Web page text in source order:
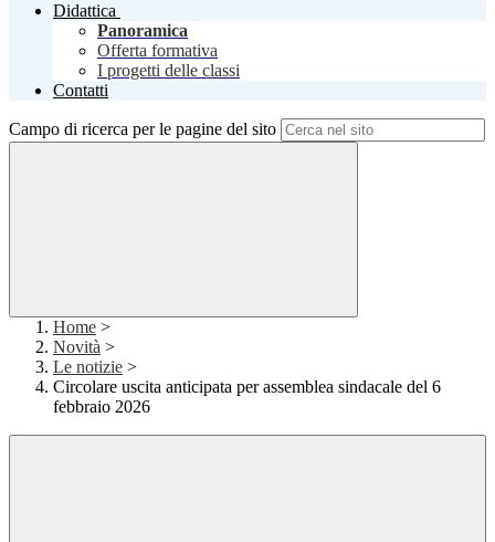
Didattica
Panoramica
Offerta formativa
I progetti delle classi
Contatti
Campo di ricerca per le pagine del sito
Home >
Novità >
Le notizie >
Circolare uscita anticipata per assemblea sindacale del 6
febbraio 2026